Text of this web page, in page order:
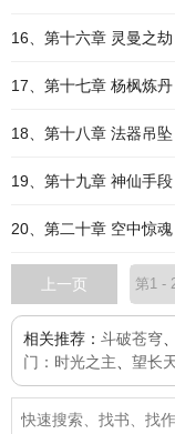
16、第十六章 灵曼之劫
17、第十七章 杨枫炼丹
18、第十八章 法器吊坠
19、第十九章 神仙手段
20、第二十章 空中惊魂
上一页
相关推荐： 斗破苍穹
门：时光之主
望长